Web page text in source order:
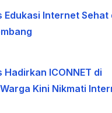
Edukasi Internet Sehat
Hadirkan ICONNET di
Kini Nikmati